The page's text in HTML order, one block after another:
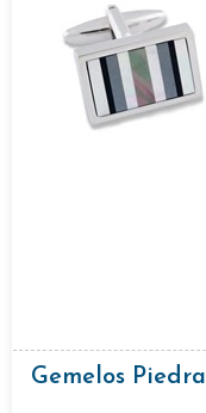
Gemelos Piedra